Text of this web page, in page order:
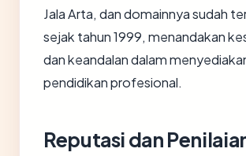
Jala Arta, dan domainnya sudah
sejak tahun 1999, menandakan
dan keandalan dalam
pendidikan profesional.
Reputasi dan